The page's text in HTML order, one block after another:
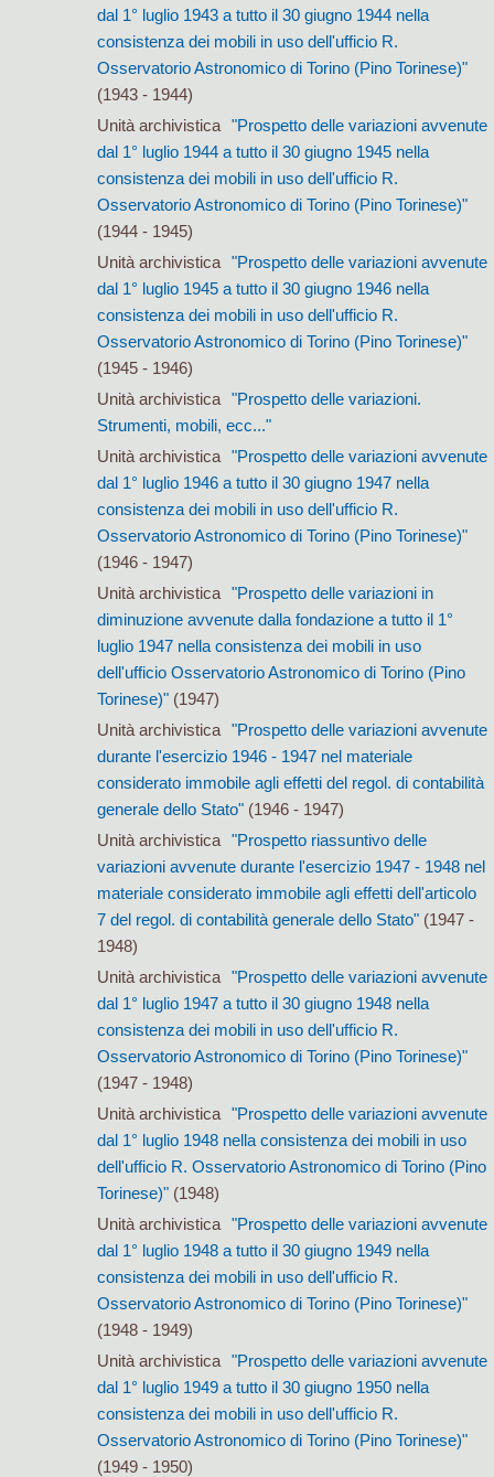
dal 1° luglio 1943 a tutto il 30 giugno 1944 nella
consistenza dei mobili in uso dell'ufficio R.
Osservatorio Astronomico di Torino (Pino Torinese)"
(1943 - 1944)
Unità archivistica
"Prospetto delle variazioni avvenute
dal 1° luglio 1944 a tutto il 30 giugno 1945 nella
consistenza dei mobili in uso dell'ufficio R.
Osservatorio Astronomico di Torino (Pino Torinese)"
(1944 - 1945)
Unità archivistica
"Prospetto delle variazioni avvenute
dal 1° luglio 1945 a tutto il 30 giugno 1946 nella
consistenza dei mobili in uso dell'ufficio R.
Osservatorio Astronomico di Torino (Pino Torinese)"
(1945 - 1946)
Unità archivistica
"Prospetto delle variazioni.
Strumenti, mobili, ecc..."
Unità archivistica
"Prospetto delle variazioni avvenute
dal 1° luglio 1946 a tutto il 30 giugno 1947 nella
consistenza dei mobili in uso dell'ufficio R.
Osservatorio Astronomico di Torino (Pino Torinese)"
(1946 - 1947)
Unità archivistica
"Prospetto delle variazioni in
diminuzione avvenute dalla fondazione a tutto il 1°
luglio 1947 nella consistenza dei mobili in uso
dell'ufficio Osservatorio Astronomico di Torino (Pino
Torinese)"(1947)
Unità archivistica
"Prospetto delle variazioni avvenute
durante l'esercizio 1946 - 1947 nel materiale
considerato immobile agli effetti del regol. di contabilità
generale dello Stato"(1946 - 1947)
Unità archivistica
"Prospetto riassuntivo delle
variazioni avvenute durante l'esercizio 1947 - 1948 nel
materiale considerato immobile agli effetti dell'articolo
7 del regol. di contabilità generale dello Stato"(1947 -
1948)
Unità archivistica
"Prospetto delle variazioni avvenute
dal 1° luglio 1947 a tutto il 30 giugno 1948 nella
consistenza dei mobili in uso dell'ufficio R.
Osservatorio Astronomico di Torino (Pino Torinese)"
(1947 - 1948)
Unità archivistica
"Prospetto delle variazioni avvenute
dal 1° luglio 1948 nella consistenza dei mobili in uso
dell'ufficio R. Osservatorio Astronomico di Torino (Pino
Torinese)"(1948)
Unità archivistica
"Prospetto delle variazioni avvenute
dal 1° luglio 1948 a tutto il 30 giugno 1949 nella
consistenza dei mobili in uso dell'ufficio R.
Osservatorio Astronomico di Torino (Pino Torinese)"
(1948 - 1949)
Unità archivistica
"Prospetto delle variazioni avvenute
dal 1° luglio 1949 a tutto il 30 giugno 1950 nella
consistenza dei mobili in uso dell'ufficio R.
Osservatorio Astronomico di Torino (Pino Torinese)"
(1949 - 1950)